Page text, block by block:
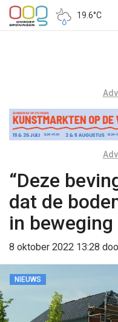
19.6°C
“Deze
dat de
in beweging
8 oktober 2022 13:28
NIEUWS